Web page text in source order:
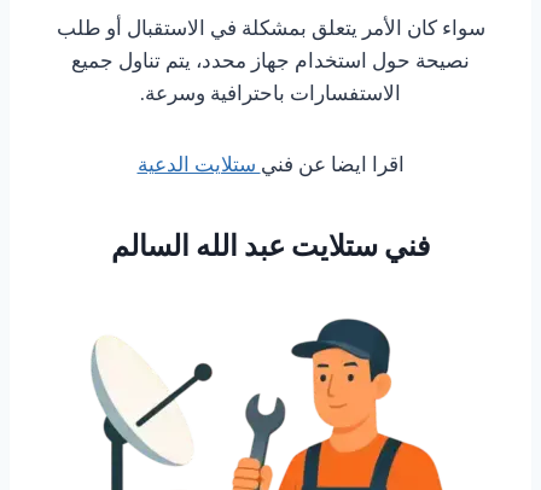
سواء كان الأمر يتعلق بمشكلة في الاستقبال أو طلب
نصيحة حول استخدام جهاز محدد، يتم تناول جميع
الاستفسارات باحترافية وسرعة.
اقرا ايضا عن فنيستلايت الدعية
فني ستلايت عبد الله السالم